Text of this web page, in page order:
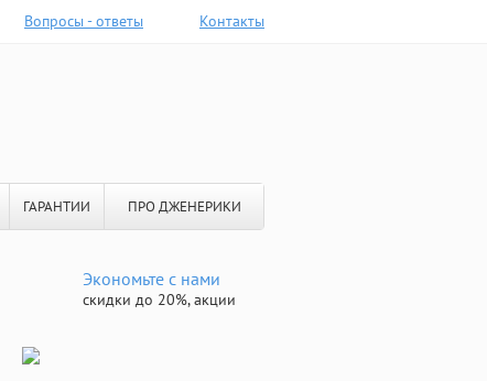
Вопросы - ответы Контакты
ГАРАНТИИ ПРО ДЖЕНЕРИКИ
Экономьте с нами
скидки до 20%, акции